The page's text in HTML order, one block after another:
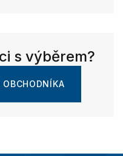
s výběrem?